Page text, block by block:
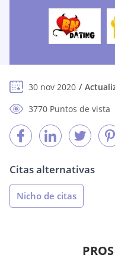
30 nov 2020
3770 Puntos de vista
Citas alternativas
Nicho de citas